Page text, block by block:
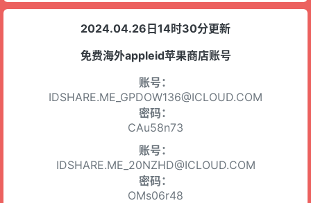
2024.04.26日14时30分更新
免费海外appleid苹果商店账号
账号：
IDSHARE.ME_GPDOW136@ICLOUD.COM
密码：
CAu58n73
账号：
IDSHARE.ME_20NZHD@ICLOUD.COM
密码：
OMs06r48